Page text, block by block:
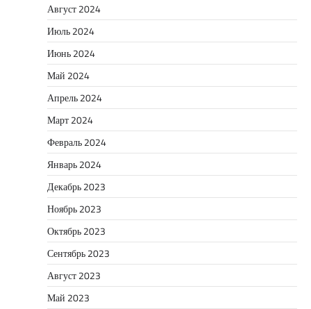
Август 2024
Июль 2024
Июнь 2024
Май 2024
Апрель 2024
Март 2024
Февраль 2024
Январь 2024
Декабрь 2023
Ноябрь 2023
Октябрь 2023
Сентябрь 2023
Август 2023
Май 2023